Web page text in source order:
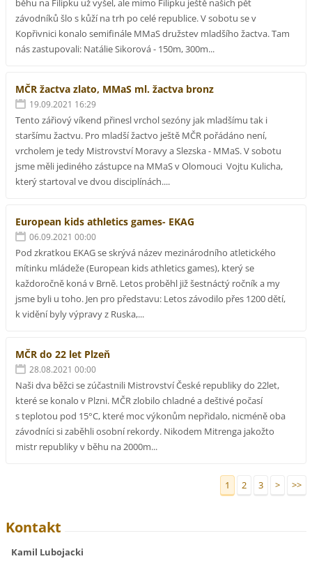
běhu na Filipku už vyšel, ale mimo Filipku ještě našich pět
závodníků šlo s kůží na trh po celé republice. V sobotu se v
Kopřivnici konalo semifinále MMaS družstev mladšího žactva. Tam
nás zastupovali: Natálie Sikorová - 150m, 300m...
MČR žactva zlato, MMaS ml. žactva bronz
19.09.2021 16:29
Tento zářiový víkend přinesl vrchol sezóny jak mladšímu tak i
staršímu žactvu. Pro mladší žactvo ještě MČR pořádáno není,
vrcholem je tedy Mistrovství Moravy a Slezska - MMaS. V sobotu
jsme měli jediného zástupce na MMaS v Olomouci Vojtu Kulicha,
který startoval ve dvou disciplínách....
European kids athletics games- EKAG
06.09.2021 00:00
Pod zkratkou EKAG se skrývá název mezinárodního atletického
mítinku mládeže (European kids athletics games), který se
každoročně koná v Brně. Letos proběhl již šestnáctý ročník a my
jsme byli u toho. Jen pro představu: Letos závodilo přes 1200 dětí,
k vidění byly výpravy z Ruska,...
MČR do 22 let Plzeň
28.08.2021 00:00
Naši dva běžci se zúčastnili Mistrovství České republiky do 22let,
které se konalo v Plzni. MČR zlobilo chladné a deštivé počasí
s teplotou pod 15°C, které moc výkonům nepřidalo, nicméně oba
závodníci si zaběhli osobní rekordy. Nikodem Mitrenga jakožto
mistr republiky v běhu na 2000m...
1 2 3 > >>
Kontakt
Kamil Lubojacki